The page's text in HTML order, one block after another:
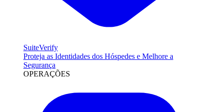
SuiteVerify
Proteja as Identidades dos Hóspedes e Melhore a
Segurança
OPERAÇÕES